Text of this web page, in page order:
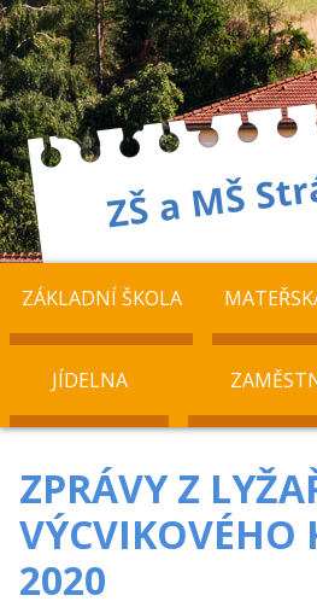
ZÁKLADNÍ ŠKOLA
JÍDELNA
ZPRÁVY Z
VÝCVIKOVÉHO
2020